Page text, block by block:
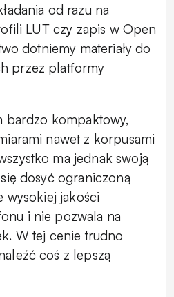
od razu na
LUT czy zapis w Open
dotniemy materiały do
przez platformy
bardzo kompaktowy,
nawet z korpusami
ma jednak swoją
dosyć ograniczoną
wysokiej jakości
i nie pozwala na
W tej cenie trudno
coś z lepszą